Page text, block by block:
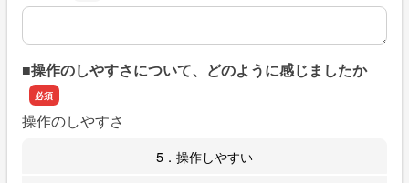
上記のように回答された具体的な理由があればご記入くだ
■操作のしやすさについて、どのように感じましたか
操作のしやすさ
5．操作しやすい